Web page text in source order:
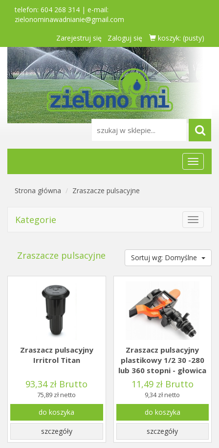
telefon: 604 268 314 | e-mail:
zielonominawadnianie@gmail.com
Zarejestruj się
Zaloguj się koszyk: (pusty)
Menu
główne
Strona główna Zraszacze pulsacyjne
Kategorie
Toggle
Zraszacze pulsacyjne Sortuj wg: Domyślne
Zraszacz pulsacyjny
Irritrol Titan
93,34 zł Brutto
75,89 zł netto
do koszyka
szczegóły
Zraszacz pulsacyjny
plastikowy 1/2 30 -280
lub 360 stopni - głowica
11,49 zł Brutto
9,34 zł netto
do koszyka
szczegóły